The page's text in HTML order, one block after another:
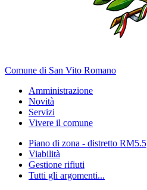
Comune di San Vito Romano
Amministrazione
Novità
Servizi
Vivere il comune
Piano di zona - distretto RM5.5
Viabilità
Gestione rifiuti
Tutti gli argomenti...